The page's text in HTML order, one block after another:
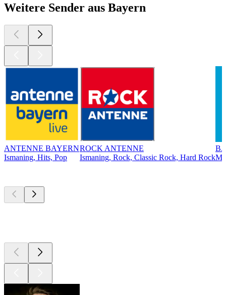
Weitere Sender aus Bayern
ANTENNE BAYERN
Ismaning, Hits, Pop
ROCK ANTENNE
Ismaning, Rock, Classic Rock, Hard Rock